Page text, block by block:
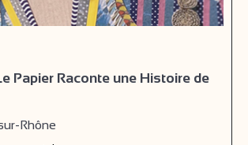
Papier Raconte une Histoire de
Rhône